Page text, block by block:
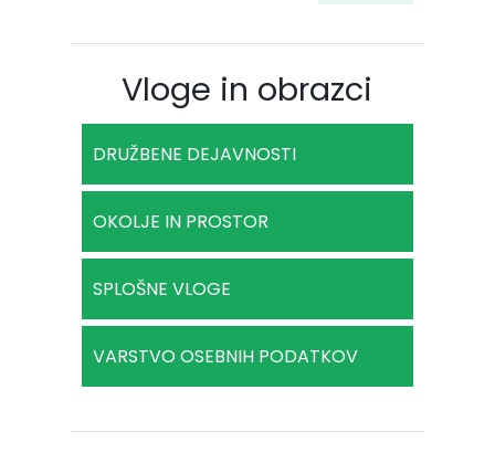
Vloge in obrazci
DRUŽBENE DEJAVNOSTI
OKOLJE IN PROSTOR
SPLOŠNE VLOGE
VARSTVO OSEBNIH PODATKOV